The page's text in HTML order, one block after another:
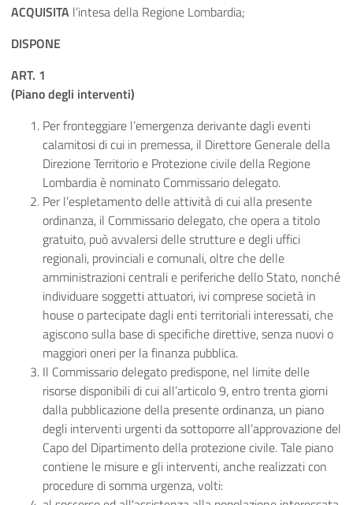
ACQUISITA l’intesa della Regione Lombardia;
DISPONE
ART. 1
(Piano degli interventi)
Per fronteggiare l’emergenza derivante dagli eventi
calamitosi di cui in premessa, il Direttore Generale della
Direzione Territorio e Protezione civile della Regione
Lombardia è nominato Commissario delegato.
Per l’espletamento delle attività di cui alla presente
ordinanza, il Commissario delegato, che opera a titolo
gratuito, può avvalersi delle strutture e degli uffici
regionali, provinciali e comunali, oltre che delle
amministrazioni centrali e periferiche dello Stato, nonché
individuare soggetti attuatori, ivi compresesocietà in
house o partecipate dagli enti territoriali interessati, che
agiscono sulla base di specifiche direttive, senza nuovi o
maggiori oneri per la finanza pubblica.
Il Commissario delegato predispone, nel limite delle
risorse disponibili di cui all’articolo 9, entro trenta giorni
dalla pubblicazione della presente ordinanza, un piano
degli interventi urgenti da sottoporre all’approvazione del
Capo del Dipartimento della protezione civile. Tale piano
contiene le misure e gli interventi, anche realizzati con
procedure di somma urgenza, volti: